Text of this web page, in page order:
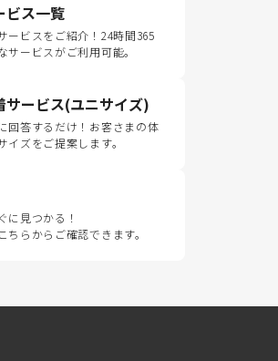
ビス一覧
ービスをご紹介！24時間365
サービスがご利用可能。
サービス(ユニサイズ)
回答するだけ！お客さまの体
ズをご提案します。
に見つかる！
ちらからご確認できます。